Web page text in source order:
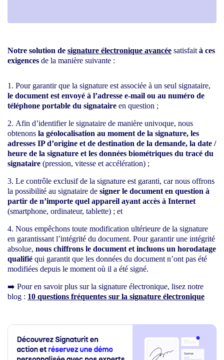
Notre solution de signature électronique avancée satisfait à ces
exigences de la manière suivante :
Pour garantir que la signature est associée à un seul signataire,
le document est envoyé à l’adresse e-mail ou au numéro de
téléphone portable du signataire en question ;
Afin d’identifier le signataire de manière univoque, nous
obtenons la géolocalisation au moment de la signature, les
adresses IP d’origine et de destination de la demande, la date /
heure de la signature et les données biométriques du tracé du
signataire (pression, vitesse et accélération) ;
Le contrôle exclusif de la signature est garanti, car nous offrons
la possibilité au signataire de signer le document en question à
partir de n’importe quel appareil ayant accès à Internet
(smartphone, ordinateur, tablette) ; et
Nous empêchons toute modification ultérieure de la signature
en garantissant l’intégrité du document. Pour garantir une intégrité
absolue, nous chiffrons le document et incluons un horodatage
qualifié qui garantit que les données du document n’ont pas été
modifiées depuis le moment où il a été signé.
➡️ Pour en savoir plus sur la signature électronique, lisez notre
blog : 10 questions fréquentes sur la signature électronique